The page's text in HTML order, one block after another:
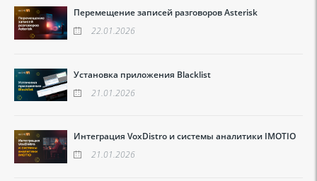
Перемещение записей разговоров Asterisk
22.01.2026
Установка приложения Blacklist
21.01.2026
Интеграция VoxDistro и системы аналитики IMOTIO
21.01.2026